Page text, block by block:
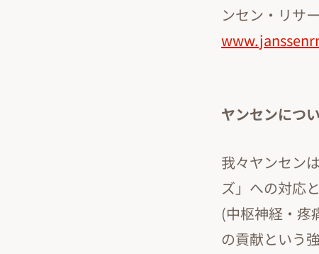
ンセン・リサ
ヤンセンにつ
我々ヤンセン
ズ」への対応
(中枢神経・疼
の貢献という